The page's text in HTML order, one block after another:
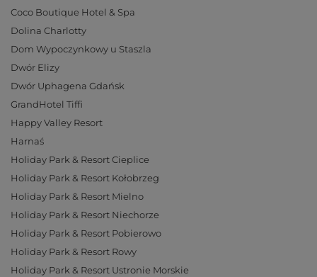
Coco Boutique Hotel & Spa
Dolina Charlotty
Dom Wypoczynkowy u Staszla
Dwór Elizy
Dwór Uphagena Gdańsk
GrandHotel Tiffi
Happy Valley Resort
Harnaś
Holiday Park & Resort Cieplice
Holiday Park & Resort Kołobrzeg
Holiday Park & Resort Mielno
Holiday Park & Resort Niechorze
Holiday Park & Resort Pobierowo
Holiday Park & Resort Rowy
Holiday Park & Resort Ustronie Morskie